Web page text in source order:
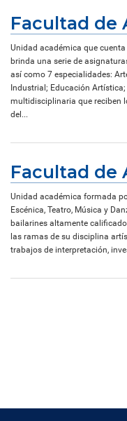
Facultad de
Unidad académica que
brinda una serie de
así como 7 especialidades:
Industrial; Educación
multidisciplinaria que reciben
del...
Facultad de
Unidad académica formada
Escénica, Teatro, Música y
bailarines altamente
las ramas de su disciplina
trabajos de interpretación,